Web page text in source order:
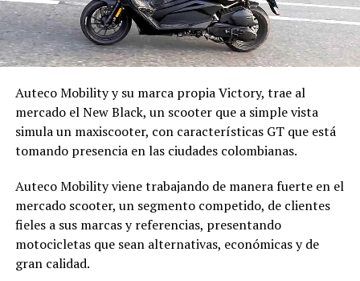
Auteco Mobility y su marca propia Victory, trae al
mercado el New Black, un scooter que a simple vista
simula un maxiscooter, con características GT que está
tomando presencia en las ciudades colombianas.
Auteco Mobility viene trabajando de manera fuerte en el
mercado scooter, un segmento competido, de clientes
fieles a sus marcas y referencias, presentando
motocicletas que sean alternativas, económicas y de
gran calidad.